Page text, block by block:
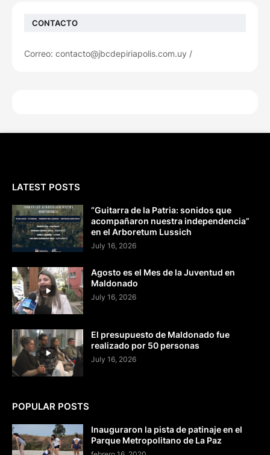
CONTACTO
Correo: contacto@jbcdepiriapolis.com.uy /
LATEST POSTS
“Guitarra de la Patria: sonidos que
acompañaron nuestra independencia”
en el Arboretum Lussich
July 16, 2026
Agosto es el Mes de la Juventud en
Maldonado
July 16, 2026
El presupuesto de Maldonado fue
realizado por 50 personas
July 16, 2026
POPULAR POSTS
Inauguraron la pista de patinaje en el
Parque Metropolitano de La Paz